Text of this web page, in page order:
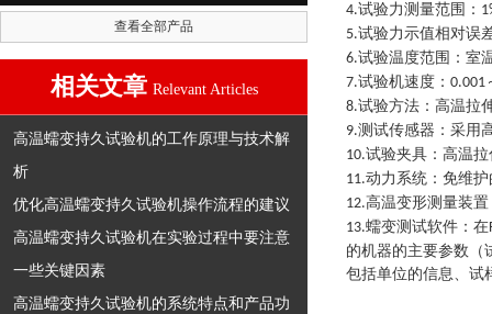
查看全部产品
相关文章 Relevant Articles
高温蠕变持久试验机的工作原理与技术解
析
优化高温蠕变持久试验机操作流程的建议
高温蠕变持久试验机在实验过程中要注意
一些关键因素
高温蠕变持久试验机的系统特点和产品功
4.试验力测量范围 ：
5.试验力示值相对误
6.试验温度范围 ： 室
7.试验机速度 ： 0.001
8.试验方法 ： 高温拉
9.测试传感器 ： 采用
10.试验夹具 ： 高温
11.动力系统 ： 免维
12.高温变形测量装置
13.蠕变测试软件 ： 在
的机器的主要参数（
包括单位的信息、试